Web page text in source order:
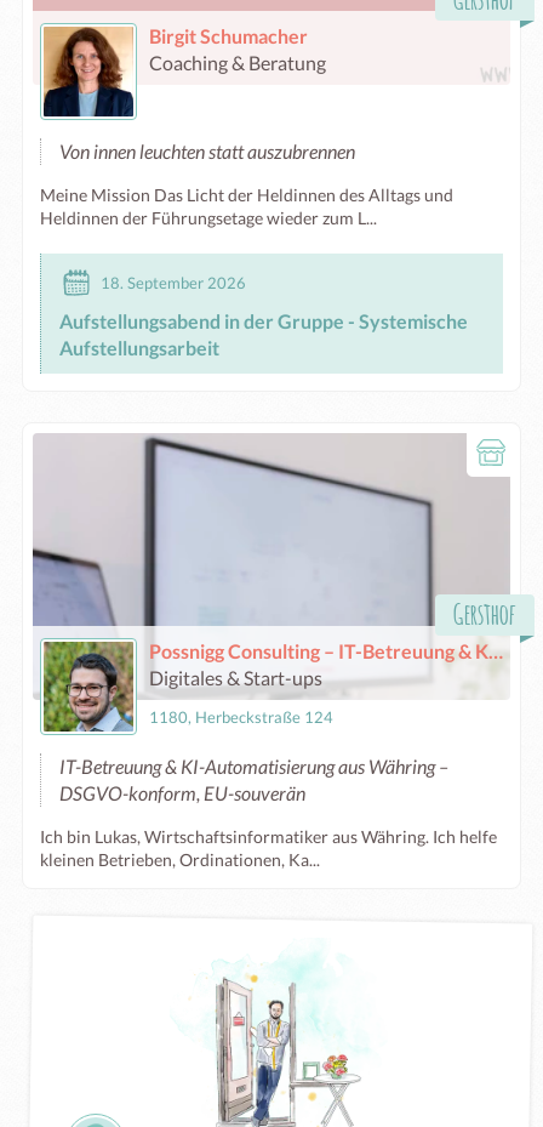
Birgit Schumacher
Coaching & Beratung
Von innen leuchten statt auszubrennen
Meine Mission Das Licht der Heldinnen des Alltags und
Heldinnen der Führungsetage wieder zum L...
18. September 2026
Aufstellungsabend in der Gruppe - Systemische
Aufstellungsarbeit
Gersthof
Possnigg Consulting – IT-Betreuung & KI-Automatisierung
Digitales & Start-ups
1180, Herbeckstraße 124
IT-Betreuung & KI-Automatisierung aus Währing –
DSGVO-konform, EU-souverän
Ich bin Lukas, Wirtschaftsinformatiker aus Währing. Ich helfe
kleinen Betrieben, Ordinationen, Ka...